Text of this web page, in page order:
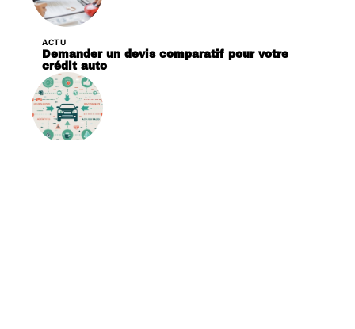
ACTU
Demander un devis comparatif pour votre
crédit auto